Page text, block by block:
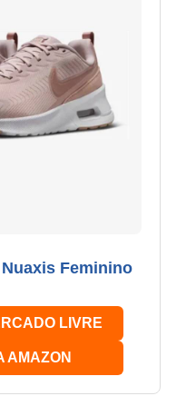
Feminino
LIVRE
AMAZON